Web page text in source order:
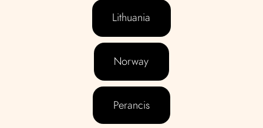
Lithuania
Norway
Perancis